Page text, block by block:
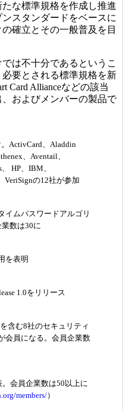
な標準規格を作成し推進
スタンダードをベースに
確立とその一般普及を目
は不十分であるというこ
要とされる標準規格を新
Card Allianceなどの該当
およびメンバーの製品で
ActivCard、Aladdin
、Aventail、
HP、IBM、
VeriSignの12社が参加
イムパスワードアルゴリ
数は30に
を表明
1.0をリリース
含む8社のセキュリティ
会員になる。会員企業数
会員企業数は50以上に
members/）